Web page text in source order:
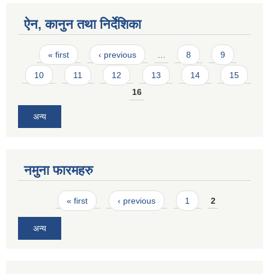
ऐन, कानुन तथा निर्देशिका
Pages
« first ‹ previous … 8 9
10 11 12 13 14
15
16
अन्य
नमुना फारमहरु
Pages« first ‹ previous 1 2
अन्य